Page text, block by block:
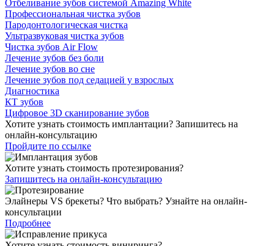
Отбеливание зубов системой Amazing White
Профессиональная чистка зубов
Пародонтологическая чистка
Ультразвуковая чистка зубов
Чистка зубов Air Flow
Лечение зубов без боли
Лечение зубов во сне
Лечение зубов под седацией у взрослых
Диагностика
КТ зубов
Цифровое 3D сканирование зубов
Хотите узнать стоимость имплантации? Запишитесь на
онлайн-консультацию
Пройдите по ссылке
Хотите узнать стоимость протезирования?
Запишитесь на онлайн-консультацию
Элайнеры VS брекеты? Что выбрать? Узнайте на онлайн-
консультации
Подробнее